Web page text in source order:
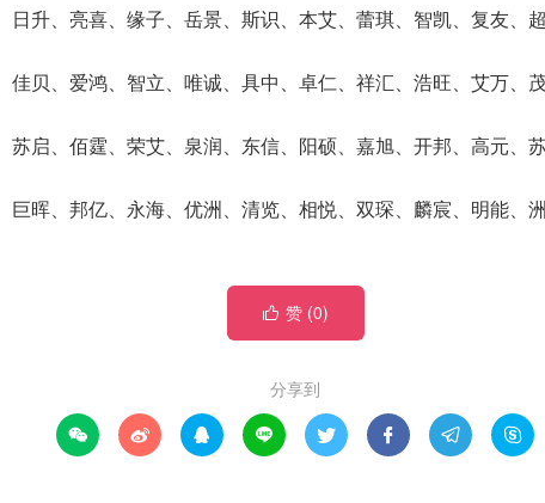
日升、亮喜、缘子、岳景、斯识、本艾、蕾琪、智凯、复友、超
佳贝、爱鸿、智立、唯诚、具中、卓仁、祥汇、浩旺、艾万、茂
苏启、佰霆、荣艾、泉润、东信、阳硕、嘉旭、开邦、高元、苏
巨晖、邦亿、永海、优洲、清览、相悦、双琛、麟宸、明能、洲
 赞 (0)
分享到
       